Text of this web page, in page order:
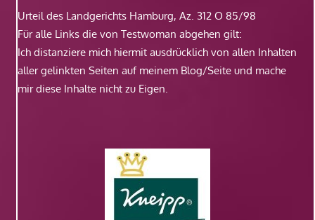
Urteil des Landgerichts Hamburg, Az. 312 O 85/98
Für alle Links die von Testwoman abgehen gilt:
Ich distanziere mich hiermit ausdrücklich von allen Inhalten
aller gelinkten Seiten auf meinem Blog/Seite und mache
mir diese Inhalte nicht zu Eigen.